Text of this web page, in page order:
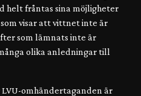
helt fråntas sina möjligheter
visar att vittnet inte är
som lämnats inte är
olika anledningar till
omhändertaganden är